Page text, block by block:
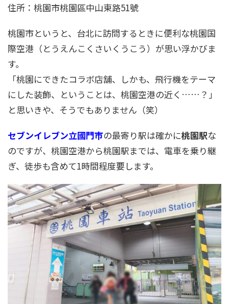
住所：桃園市桃園區中山東路51號
桃園市というと、台北に訪問するときに便利な桃園国
際空港（とうえんこくさいくうこう）が思い浮かびま
す。
「桃園にできたコラボ店舗、しかも、飛行機をテーマ
にした装飾、ということは、桃園空港の近く……？」
と思いきや、そうでもありません（笑）
セブンイレブン立國門市の最寄り駅は確かに桃園駅な
のですが、桃園空港から桃園駅までは、電車を乗り継
ぎ、徒歩も含めて1時間程度要します。